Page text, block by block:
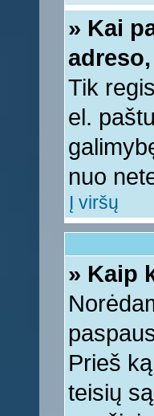
» Kai
Tik
el.
nuo
Į viršų
» Kaip
Prieš
teisių